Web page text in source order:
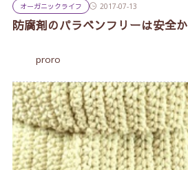
オーガニックライフ 2017-07-13
防腐剤のパラベンフリーは安全か
proro